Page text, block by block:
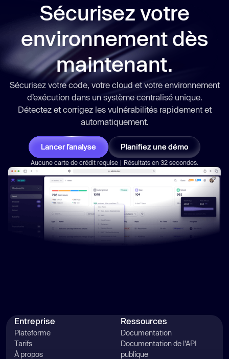
Sécurisez votre
environnement dès
maintenant.
Sécurisez votre code, votre cloud et votre environnement
d’exécution dans un système centralisé unique.
Détectez et corrigez les vulnérabilités rapidementet
automatiquement.
Lancer l’analyse Planifiez une démo
Aucune carte de crédit requise | Résultats en 32 secondes.
Entreprise
Plateforme
Tarifs
À propos
Ressources
Documentation
Documentation de l'API
publique